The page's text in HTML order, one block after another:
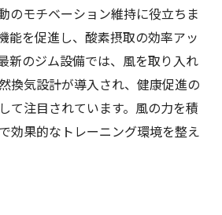
のモチベーション維持に役立ちま
能を促進し、酸素摂取の効率アッ
新のジム設備では、風を取り入れ
換気設計が導入され、健康促進の
て注目されています。風の力を積
効果的なトレーニング環境を整え